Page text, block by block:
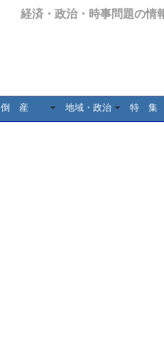
経済・政治・時事問題の情
倒 産 地域・政治 特 集